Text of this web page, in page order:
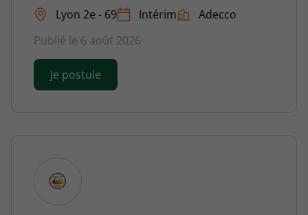
Lyon 2e - 69 Intérim
Adecco
Publié le 6 août 2026
Je postule